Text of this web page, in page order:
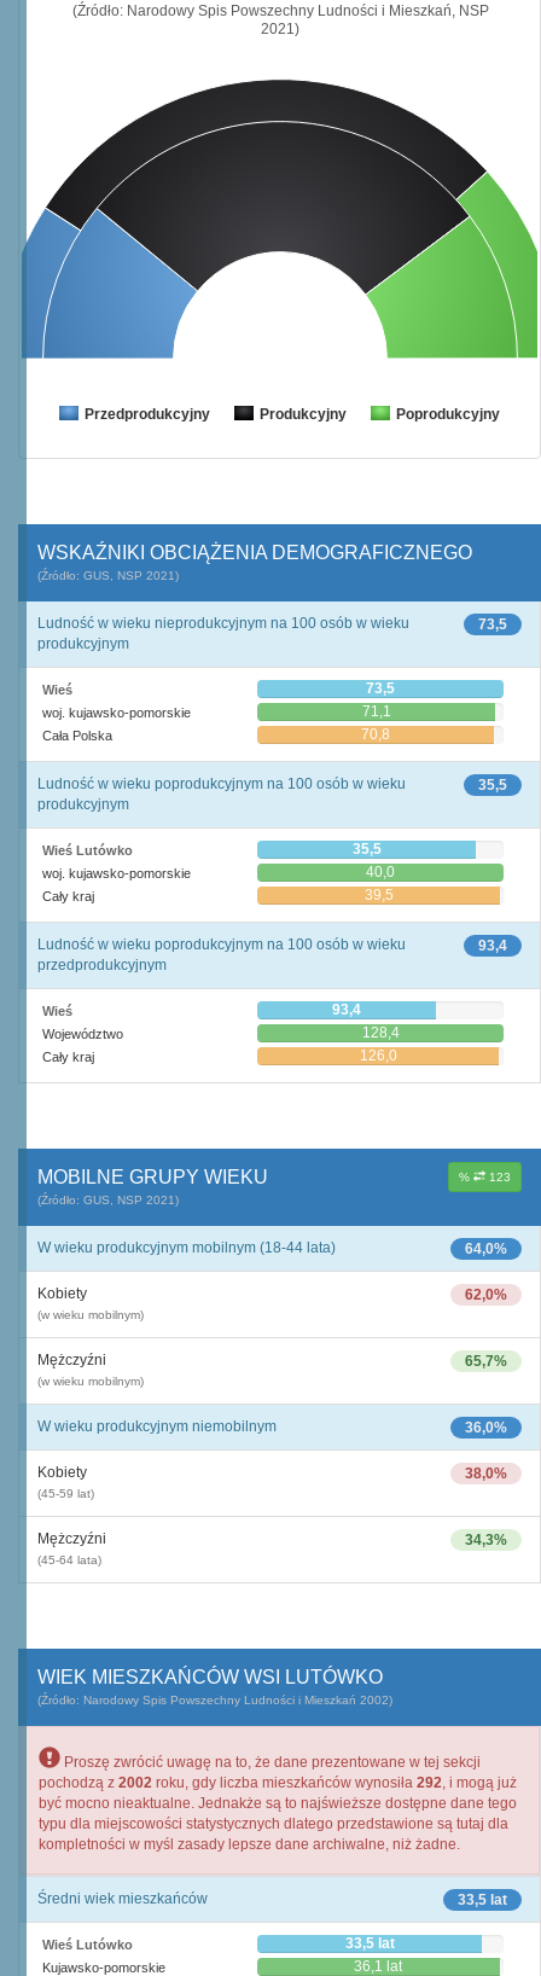
(Źródło: Narodowy Spis Powszechny Ludności i Mieszkań, NSP
2021)
Przedprodukcyjny Produkcyjny Poprodukcyjny
WSKAŹNIKI OBCIĄŻENIA DEMOGRAFICZNEGO
(Źródło: GUS, NSP 2021)
73,5
Ludność w wieku nieprodukcyjnym na 100 osób w wieku
produkcyjnym
Wieś 73,5
woj. kujawsko-pomorskie 71,1
Cała Polska 70,8
35,5
Ludność w wieku poprodukcyjnym na 100 osób w wieku
produkcyjnym
Wieś Lutówko 35,5
woj. kujawsko-pomorskie 40,0
Cały kraj 39,5
93,4
Ludność w wieku poprodukcyjnym na 100 osób w wieku
przedprodukcyjnym
Wieś 93,4
Województwo 128,4
Cały kraj 126,0
% 123
MOBILNE GRUPY WIEKU
(Źródło: GUS, NSP 2021)
64,0%
W wieku produkcyjnym mobilnym (18-44 lata)
62,0%
Kobiety
(w wieku mobilnym)
65,7%
Mężczyźni
(w wieku mobilnym)
36,0%
W wieku produkcyjnym niemobilnym
38,0%
Kobiety
(45-59 lat)
34,3%
Mężczyźni
(45-64 lata)
WIEK MIESZKAŃCÓW WSI LUTÓWKO
(Źródło: Narodowy Spis Powszechny Ludności i Mieszkań 2002)
Proszę zwrócić uwagę na to, że dane prezentowane w tej sekcji
pochodzą z 2002 roku, gdy liczba mieszkańców wynosiła 292, i mogą już
być mocno nieaktualne. Jednakże są to najświeższe dostępne dane tego
typu dla miejscowości statystycznych dlatego przedstawione są tutaj dla
kompletności w myśl zasady lepsze dane archiwalne, niż żadne.
33,5 lat
Średni wiek mieszkańców
Wieś Lutówko 33,5 lat
Kujawsko-pomorskie 36,1 lat